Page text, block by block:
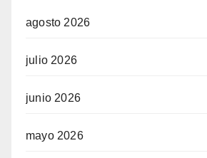
agosto 2026
julio 2026
junio 2026
mayo 2026